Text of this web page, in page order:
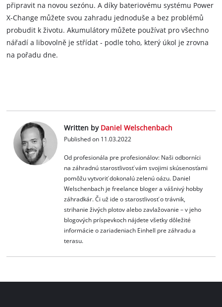
připravit na novou sezónu. A díky bateriovému systému Power
X-Change můžete svou zahradu jednoduše a bez problémů
probudit k životu. Akumulátory můžete používat pro všechno
nářadí a libovolně je střídat - podle toho, který úkol je zrovna
na pořadu dne.
Written by Daniel Welschenbach
Published on 11.03.2022
Od profesionála pre profesionálov: Naši odborníci
na záhradnú starostlivosť vám svojimi skúsenosťami
pomôžu vytvoriť dokonalú zelenú oázu. Daniel
Welschenbach je freelance bloger a vášnivý hobby
záhradkár. Či už ide o starostlivosť o trávnik,
strihanie živých plotov alebo zavlažovanie – v jeho
blogových príspevkoch nájdete všetky dôležité
informácie o zariadeniach Einhell pre záhradu a
terasu.